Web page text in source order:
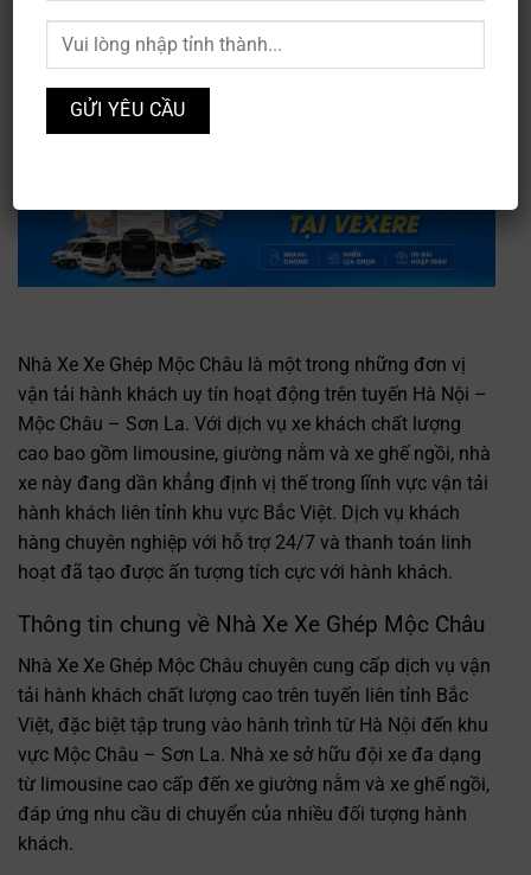
Nhà Xe Xe Ghép Mộc Châu là một trong những đơn vị
vận tải hành khách uy tín hoạt động trên tuyến Hà Nội –
Mộc Châu – Sơn La. Với dịch vụ xe khách chất lượng
cao bao gồm limousine, giường nằm và xe ghế ngồi, nhà
xe này đang dần khẳng định vị thế trong lĩnh vực vận tải
hành khách liên tỉnh khu vực Bắc Việt. Dịch vụ khách
hàng chuyên nghiệp với hỗ trợ 24/7 và thanh toán linh
hoạt đã tạo được ấn tượng tích cực với hành khách.
Thông tin chung về Nhà Xe Xe Ghép Mộc Châu
Nhà Xe Xe Ghép Mộc Châu chuyên cung cấp dịch vụ vận
tải hành khách chất lượng cao trên tuyến liên tỉnh Bắc
Việt, đặc biệt tập trung vào hành trình từ Hà Nội đến khu
vực Mộc Châu – Sơn La. Nhà xe sở hữu đội xe đa dạng
từ limousine cao cấp đến xe giường nằm và xe ghế ngồi,
đáp ứng nhu cầu di chuyển của nhiều đối tượng hành
khách.